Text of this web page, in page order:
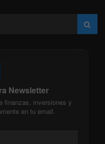
Newsletter
finanzas, inversiones y
en tu email.